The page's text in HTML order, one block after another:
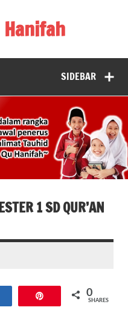
SIDEBAR
1 SD QUR’AN
0
SHARES